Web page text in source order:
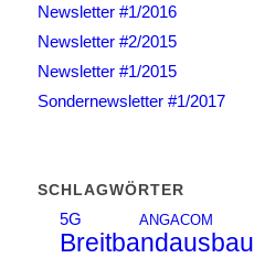
Newsletter #1/2016
Newsletter #2/2015
Newsletter #1/2015
Sondernewsletter #1/2017
SCHLAGWÖRTER
5G ANGACOM
Breitbandausbau